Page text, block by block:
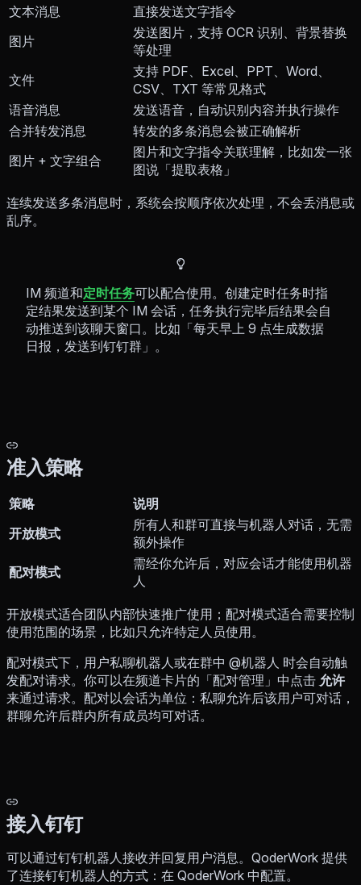
文本消息
直接发送文字指令
图片
发送图片，支持 OCR 识别、背景替换
等处理
文件
支持 PDF、Excel、PPT、Word、
CSV、TXT 等常见格式
语音消息
发送语音，自动识别内容并执行操作
合并转发消息
转发的多条消息会被正确解析
图片 + 文字组合
图片和文字指令关联理解，比如发一张
图说「提取表格」
连续发送多条消息时，系统会按顺序依次处理，不会丢消息或
乱序。
IM 频道和定时任务可以配合使用。创建定时任务时指
定结果发送到某个 IM 会话，任务执行完毕后结果会自
动推送到该聊天窗口。比如「每天早上 9 点生成数据
日报，发送到钉钉群」。
准入策略
策略
说明
开放模式
所有人和群可直接与机器人对话，无需
额外操作
配对模式
需经你允许后，对应会话才能使用机器
人
开放模式适合团队内部快速推广使用；配对模式适合需要控制
使用范围的场景，比如只允许特定人员使用。
配对模式下，用户私聊机器人或在群中 @机器人 时会自动触
发配对请求。你可以在频道卡片的「配对管理」中点击 允许
来通过请求。配对以会话为单位：私聊允许后该用户可对话，
群聊允许后群内所有成员均可对话。
接入钉钉
可以通过钉钉机器人接收并回复用户消息。QoderWork 提供
了连接钉钉机器人的方式：在 QoderWork 中配置。